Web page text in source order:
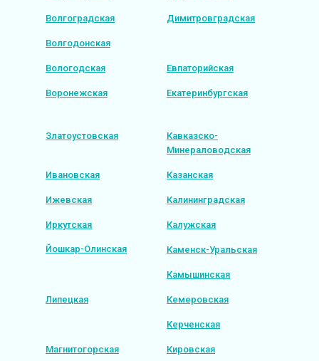
Волгоградская
Волгодонская
Вологодская
Воронежская
Димитровградская
Евпаторийская
Екатеринбургская
Златоустовская
Ивановская
Ижевская
Иркутская
Йошкар-Олинская
Кавказско-
Минераловодская
Казанская
Калининградская
Калужская
Каменск-Уральская
Камышинская
Кемеровская
Керченская
Кировская
Липецкая
Магнитогорская